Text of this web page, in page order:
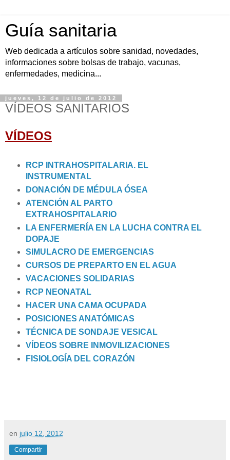
Guía sanitaria
Web dedicada a artículos sobre sanidad, novedades,
informaciones sobre bolsas de trabajo, vacunas,
enfermedades, medicina...
jueves, 12 de julio de 2012
VÍDEOS SANITARIOS
VÍDEOS
RCP INTRAHOSPITALARIA. EL
INSTRUMENTAL
DONACIÓN DE MÉDULA ÓSEA
ATENCIÓN AL PARTO
EXTRAHOSPITALARIO
LA ENFERMERÍA EN LA LUCHA CONTRA EL
DOPAJE
SIMULACRO DE EMERGENCIAS
CURSOS DE PREPARTO EN EL AGUA
VACACIONES SOLIDARIAS
RCP NEONATAL
HACER UNA CAMA OCUPADA
POSICIONES ANATÓMICAS
TÉCNICA DE SONDAJE VESICAL
VÍDEOS SOBRE INMOVILIZACIONES
FISIOLOGÍA DEL CORAZÓN
en julio 12, 2012
Compartir